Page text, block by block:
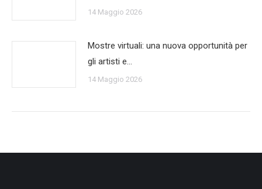
14 Maggio 2026
Mostre virtuali: una nuova opportunità per
gli artisti e…
14 Maggio 2026